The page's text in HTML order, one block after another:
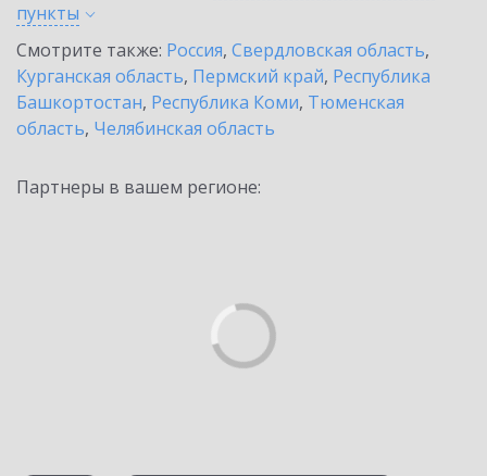
пункты
Смотрите также: Россия, Свердловская область,
Курганская область, Пермский край, Республика
Башкортостан, Республика Коми, Тюменская
область, Челябинская область
Партнеры в вашем регионе: